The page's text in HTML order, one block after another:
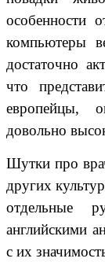
компьютеры
достаточно
что
европейцы,
довольно
Шутки про
других
отдельные
английскими
с их